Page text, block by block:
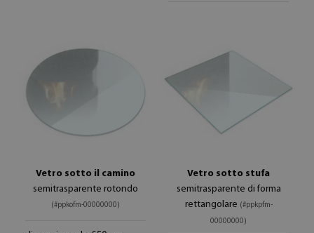
Vetro sotto il camino
semitrasparente rotondo
(#ppkofm-00000000)
Vetro sotto stufa
semitrasparente di forma
rettangolare (#ppkpfm-
00000000)